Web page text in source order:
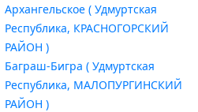
Архангельское ( Удмуртская
Республика, КРАСНОГОРСКИЙ
РАЙОН )
Баграш-Бигра ( Удмуртская
Республика, МАЛОПУРГИНСКИЙ
РАЙОН )